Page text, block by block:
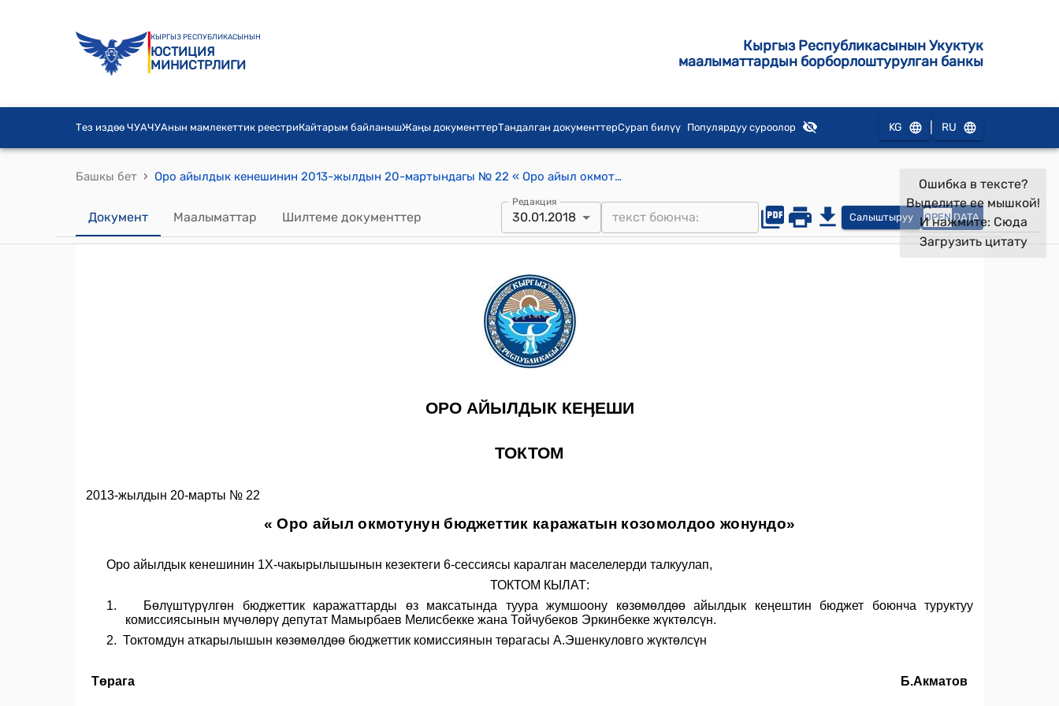
КЫРГЫЗ РЕСПУБЛИКАСЫНЫН
ЮСТИЦИЯ
МИНИСТРЛИГИ
Кыргыз Республикасынын Укуктук
маалыматтардын борборлоштурулган банкы
Тез издөө ЧУАЧУАнын мамлекеттик реестриКайтарым байланышЖаңы документтерТандалган документтерСурап билүү Популярдуу суроолор KG RU
Башкы бет › Оро айылдык кенешинин 2013-жылдын 20-мартындагы № 22 « Оро айыл окмотунун бюджеттик каражатын козомолдоо жонундо» токтому
Документ Маалыматтар Шилтеме документтер
Редакция
30.01.2018 Салыштыруу OPEN DATA
Ошибка в тексте?
Выделите ее мышкой!
И нажмите: Сюда
Загрузить цитату